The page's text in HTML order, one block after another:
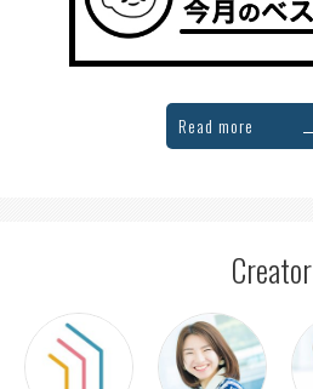
Read more
Creator